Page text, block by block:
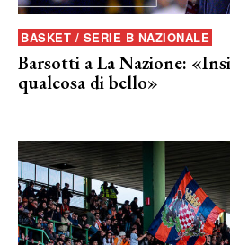
BASKET / SERIE B NAZIONALE
Barsotti a La Nazione:
qualcosa di bello»